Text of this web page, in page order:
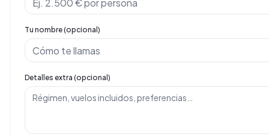
Tu nombre (opcional)
Detalles extra (opcional)